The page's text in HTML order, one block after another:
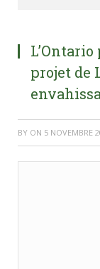
projet de
BY ON 5 NOVEMBRE